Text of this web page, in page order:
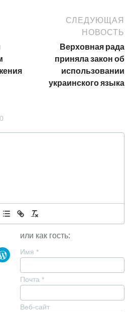
СЛЕДУЮЩАЯ
НОВОСТЬ
Верховная рада
приняла закон об
использовании
украинского языка
0
или как гость:
Имя *
Почта *
Веб-сайт